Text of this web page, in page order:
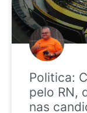
Politica:
pelo RN,
nas